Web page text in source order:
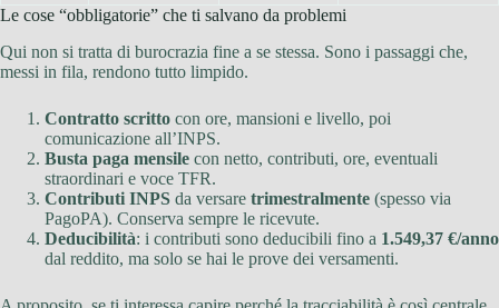
Le cose “obbligatorie” che ti salvano da problemi
Qui non si tratta di burocrazia fine a se stessa. Sono i passaggi che,
messi in fila, rendono tutto limpido.
Contratto scritto con ore, mansioni e livello, poi
comunicazione all’INPS.
Busta paga mensile con netto, contributi, ore, eventuali
straordinari e voce TFR.
Contributi INPS da versare trimestralmente (spesso via
PagoPA). Conserva sempre le ricevute.
Deducibilità: i contributi sono deducibili fino a 1.549,37 €/anno
dal reddito, ma solo se hai le prove dei versamenti.